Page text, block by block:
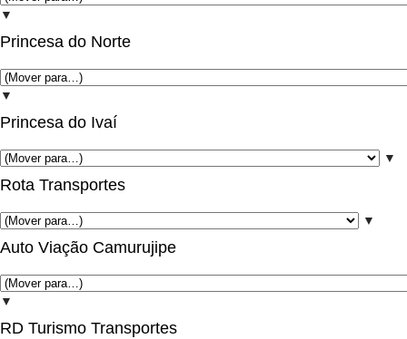
▼
Princesa do Norte
▼
Princesa do Ivaí
▼
Rota Transportes
▼
Auto Viação Camurujipe
▼
RD Turismo Transportes